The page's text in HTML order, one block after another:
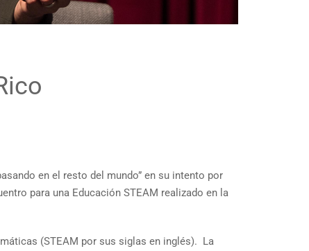
en el resto del mundo” en su intento por
para una Educación STEAM realizado en la
(STEAM por sus siglas en inglés). La